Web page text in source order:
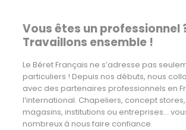
Vous êtes un professionnel
Travaillons ensemble !
Le Béret Français ne s’adresse pas
particuliers ! Depuis nos débuts, nous
avec des partenaires professionnels en
l’international. Chapeliers, concept
magasins, institutions ou entreprises...
nombreux à nous faire confiance.